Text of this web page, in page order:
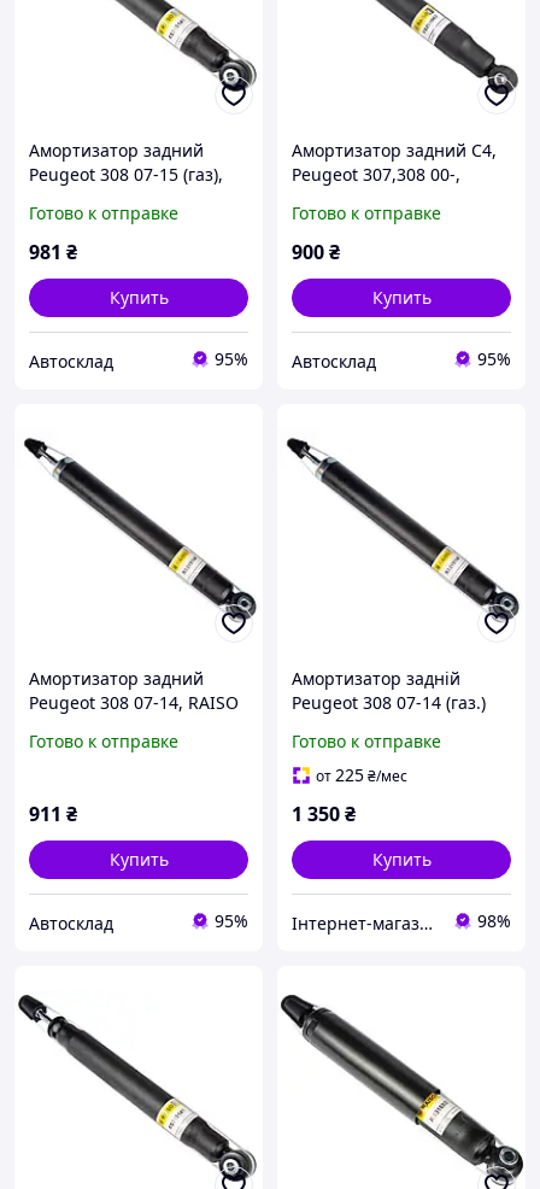
Амортизатор задний
Peugeot 308 07-15 (газ),
Готово к отправке
981 ₴
Купить
Автосклад 95%
Амортизатор задний C4,
Peugeot 307,308 00-,
Готово к отправке
900₴
Купить
Автосклад 95%
Амортизатор задний
Peugeot 308 07-14, RAISO
Готово к отправке
911 ₴
Купить
Автосклад 95%
Амортизатор задній
Peugeot 308 07-14 (газ.)
Готово к отправке
от225₴/мес
1 350₴
Купить
Інтернет-магазин "Запчастини до авто і не тільки" 98%